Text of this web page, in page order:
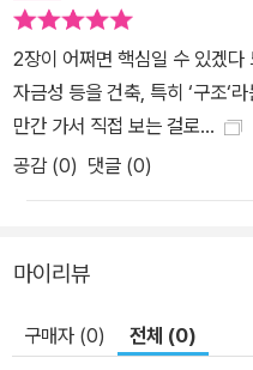
면, 발전 과정에 따라 여러 단계
이가 있긴 하지만 이채롭고 변
형성되면서 나날이 뚜렷하게 안
유형이 다른 데서 생겨난 다양
수 있다. 대체로 다섯 단계로 나
로 형성되었으며, 기본적으로
지속적으로 발전하다가 점차 쇠
삼대의 건축이 각 단계에서 발
건축 예술 스타일에 있어서 큰 성취를 거두
2장이 어쩌면 핵심일 수 있겠다
자금성 등을 건축, 특히 ‘구조‘
만간 가서 직접 보는 걸로...
공감 (0) 댓글 (0)
마이리뷰
구매자 (0) 전체 (0)